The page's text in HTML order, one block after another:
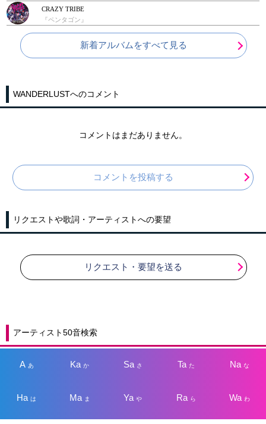
CRAZY TRIBE
『ペンタゴン』
新着アルバムをすべて見る
WANDERLUSTへのコメント
コメントはまだありません。
コメントを投稿する
リクエストや歌詞・アーティストへの要望
リクエスト・要望を送る
アーティスト50音検索
A あ Kaか Sa さ Taた Na な
Haは Ma ま Yaや Ra ら Wa わ